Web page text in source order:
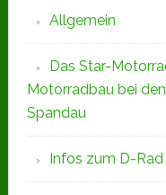
Allgemein
Das Star-
Motorradbau bei
Spandau
Infos zum D-